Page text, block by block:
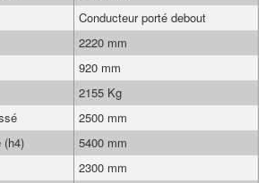
Conducteur porté debout
2220 mm
920 mm
2155 Kg
2500 mm
(h4)
5400 mm
2300 mm